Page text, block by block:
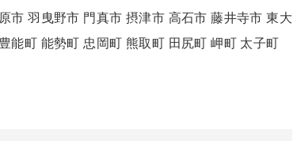
市 羽曳野市 門真市 摂津市 高石市 藤井寺市 東大
豊能町 能勢町 忠岡町 熊取町 田尻町 岬町 太子町